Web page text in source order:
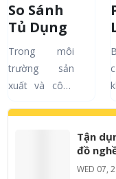
So Sánh
Tủ Dụng
Cụ và Kệ
Dụng Cụ:
Đâu Là
Pháp
Trong môi
trường sản
xuất và công
sắp xếp dụng
Tận
đồ
WED 07,